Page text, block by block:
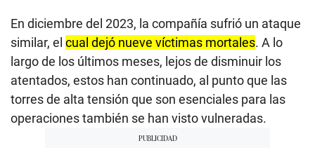
En diciembre del 2023, la compañía sufrió un ataque
similar, el cual dejó nueve víctimas mortales. A lo
largo de los últimos meses, lejos de disminuir los
atentados, estos han continuado, al punto que las
torres de alta tensión que son esenciales para las
operaciones también se han visto vulneradas.